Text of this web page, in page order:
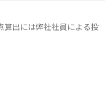
算出には弊社社員による投